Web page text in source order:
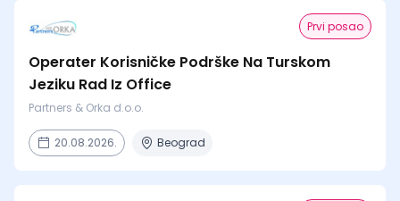
Prvi posao
Operater Korisničke Podrške Na Turskom
Jeziku Rad Iz Office
Partners & Orka d.o.o.
20.08.2026. Beograd